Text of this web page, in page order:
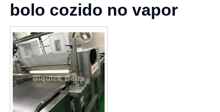
bolo cozido no vapor